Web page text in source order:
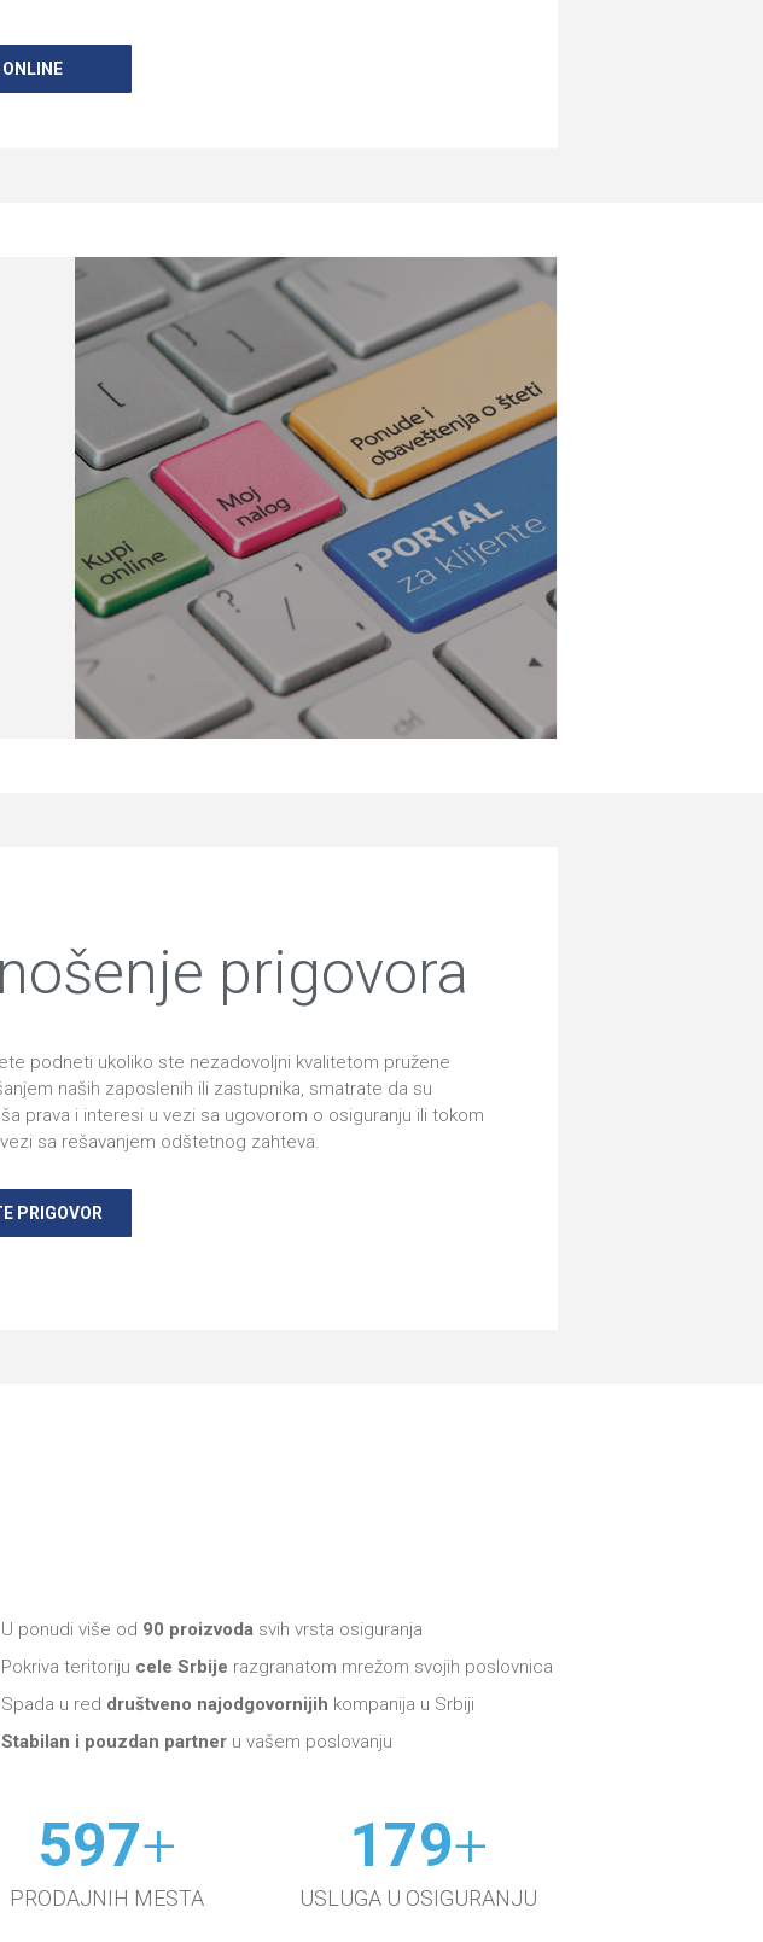
prigovora
podneti ukoliko ste nezadovoljni kvalitetom pružene
naših zaposlenih ili zastupnika, smatrate da su
prava i interesi u vezi sa ugovorom o osiguranju ili tokom
sa rešavanjem odštetnog zahteva.
PRIGOVOR
U ponudi više od 90 proizvoda svih vrsta osiguranja
Pokriva teritoriju cele Srbije razgranatom mrežom svojih poslovnica
Spada u red društveno najodgovornijih kompanija u Srbiji
Stabilan i pouzdan partneru vašem poslovanju
600+
PRODAJNIH MESTA
180+
USLUGA U OSIGURANJU